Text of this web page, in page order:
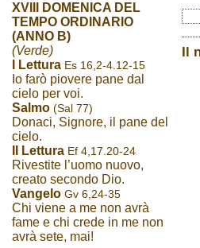
XVIII DOMENICA DEL
TEMPO ORDINARIO
(ANNO B)
(Verde)
I Lettura Es 16,2-4.12-15
Io farò piovere pane dal
cielo per voi.
Salmo (Sal 77)
Donaci, Signore, il pane del
cielo.
II Lettura Ef 4,17.20-24
Rivestite l’uomo nuovo,
creato secondo Dio.
Vangelo Gv 6,24-35
Chi viene a me non avrà
fame e chi crede in me non
avrà sete, mai!
Il